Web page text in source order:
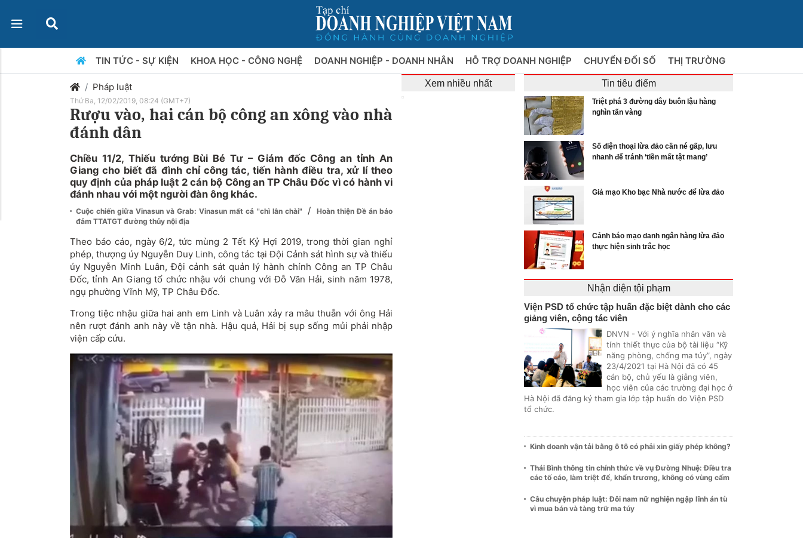
TIN TỨC - SỰ KIỆN KHOA HỌC - CÔNG NGHỆ DOANH NGHIỆP - DOANH NHÂN HỖ TRỢ DOANH NGHIỆP CHUYỂN ĐỔI SỐ THỊ TRƯỜNG
Pháp luật
Thứ Ba, 12/02/2019, 08:24 (GMT+7)
Rượu vào, hai cán bộ công an xông vào nhà
đánh dân
Chiều 11/2, Thiếu tướng Bùi Bé Tư – Giám đốc Công an tỉnh An
Giang cho biết đã đình chỉ công tác, tiến hành điều tra, xử lí theo
quy định của pháp luật 2 cán bộ Công an TP Châu Đốc vì có hành vi
đánh nhau với một người đàn ông khác.
Cuộc chiến giữa Vinasun và Grab: Vinasun mất cả "chì lẫn chài" /
Hoàn thiện Đề án bảo
đảm TTATGT đường thủy nội địa
Theo báo cáo, ngày 6/2, tức mùng 2 Tết Kỷ Hợi 2019, trong thời gian nghỉ
phép, thượng úy Nguyễn Duy Linh, công tác tại Đội Cảnh sát hình sự và thiếu
úy Nguyễn Minh Luân, Đội cảnh sát quản lý hành chính Công an TP Châu
Đốc, tỉnh An Giang tổ chức nhậu với chung với Đỗ Văn Hải, sinh năm 1978,
ngụ phường Vĩnh Mỹ, TP Châu Đốc.
Trong tiệc nhậu giữa hai anh em Linh và Luân xảy ra mâu thuẫn với ông Hải
nên rượt đánh anh này về tận nhà. Hậu quả, Hải bị sụp sống mủi phải nhập
viện cấp cứu.
Xem nhiều nhất Tin tiêu điểm
Triệt phá 3 đường dây buôn lậu hàng
nghìn tấn vàng
Số điện thoại lừa đảo cần né gấp, lưu
nhanh để tránh ‘tiền mất tật mang’
Giả mạo Kho bạc Nhà nước để lừa đảo
Cảnh báo mạo danh ngân hàng lừa đảo
thực hiện sinh trắc học
Nhận diện tội phạm
Viện PSD tổ chức tập huấn đặc biệt dành cho các
giảng viên, cộng tác viên
DNVN - Với ý nghĩa nhân văn và
tính thiết thực của bộ tài liệu “Kỹ
năng phòng, chống ma túy”, ngày
23/4/2021 tại Hà Nội đã có 45
cán bộ, chủ yếu là giảng viên,
học viên của các trường đại học ở
Hà Nội đã đăng ký tham gia lớp tập huấn do Viện PSD
tổ chức.
Kinh doanh vận tải bằng ô tô có phải xin giấy phép không?
Thái Bình thông tin chính thức về vụ Đường Nhuệ: Điều tra
các tố cáo, làm triệt để, khẩn trương, không có vùng cấm
Câu chuyện pháp luật: Đôi nam nữ nghiện ngập lĩnh án tù
vì mua bán và tàng trữ ma túy